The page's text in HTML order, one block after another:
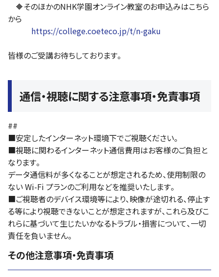
🔶そのほかのNHK学園オンライン教室のお申込みはこちら
から
https://college.coeteco.jp/t/n-gaku
皆様のご受講お待ちしております。
通信・視聴に関する注意事項・免責事項
##
■安定したインターネット環境下でご視聴ください。
■視聴に関わるインターネット通信費用はお客様のご負担と
なります。
データ通信料が多くなることが想定されるため、使用制限の
ない Wi-Fi プランのご利用などを推奨いたします。
■ご視聴者のデバイス環境等により、映像が途切れる、停止す
る等により視聴できないことが想定されますが、これら及びこ
れらに基づいて生じたいかなるトラブル・損害について、一切
責任を負いません。
その他注意事項・免責事項